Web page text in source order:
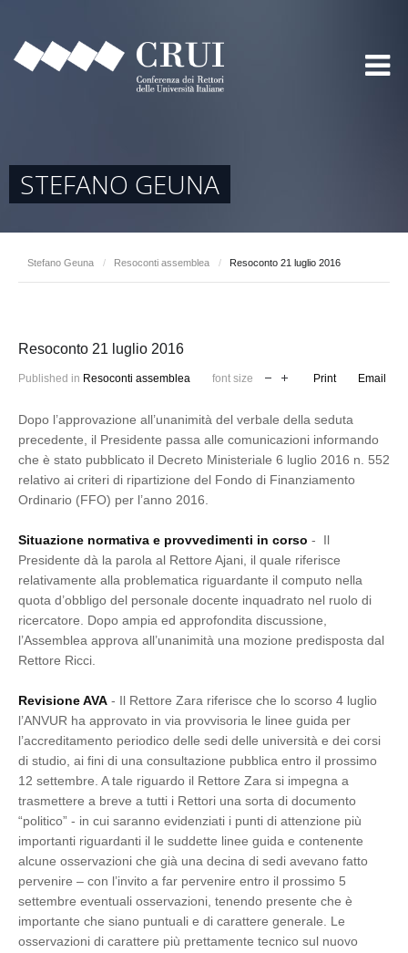
STEFANO GEUNA
Stefano Geuna / Resoconti assemblea / Resoconto 21 luglio 2016
Resoconto 21 luglio 2016
Published in Resoconti assemblea font size Print Email
Dopo l’approvazione all’unanimità del verbale della seduta
precedente, il Presidente passa alle comunicazioni informando
che è stato pubblicato il Decreto Ministeriale 6 luglio 2016 n. 552
relativo ai criteri di ripartizione del Fondo di Finanziamento
Ordinario (FFO) per l’anno 2016.
Situazione normativa e provvedimenti in corso - Il
Presidente dà la parola al Rettore Ajani, il quale riferisce
relativamente alla problematica riguardante il computo nella
quota d’obbligo del personale docente inquadrato nel ruolo di
ricercatore. Dopo ampia ed approfondita discussione,
l’Assemblea approva all’unanimità una mozione predisposta dal
Rettore Ricci.
Revisione AVA - Il Rettore Zara riferisce che lo scorso 4 luglio
l’ANVUR ha approvato in via provvisoria le linee guida per
l’accreditamento periodico delle sedi delle università e dei corsi
di studio, ai fini di una consultazione pubblica entro il prossimo
12 settembre. A tale riguardo il Rettore Zara si impegna a
trasmettere a breve a tutti i Rettori una sorta di documento
“politico” - in cui saranno evidenziati i punti di attenzione più
importanti riguardanti il le suddette linee guida e contenente
alcune osservazioni che già una decina di sedi avevano fatto
pervenire – con l’invito a far pervenire entro il prossimo 5
settembre eventuali osservazioni, tenendo presente che è
importante che siano puntuali e di carattere generale. Le
osservazioni di carattere più prettamente tecnico sul nuovo